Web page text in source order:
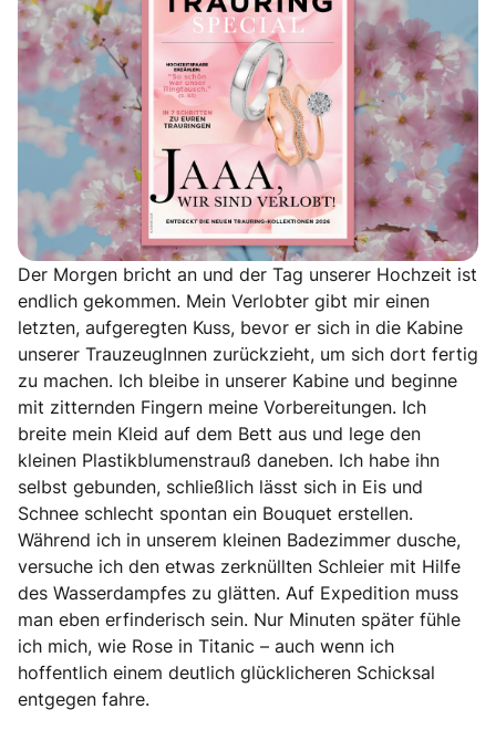
Der Morgen bricht an und der Tag unserer Hochzeit ist
endlich gekommen. Mein Verlobter gibt mir einen
letzten, aufgeregten Kuss, bevor er sich in die Kabine
unserer TrauzeugInnen zurückzieht, um sich dort fertig
zu machen. Ich bleibe in unserer Kabine und beginne
mit zitternden Fingern meine Vorbereitungen. Ich
breite mein Kleid auf dem Bett aus und lege den
kleinen Plastikblumenstrauß daneben. Ich habe ihn
selbst gebunden, schließlich lässt sich in Eis und
Schnee schlecht spontan ein Bouquet erstellen.
Während ich in unserem kleinen Badezimmer dusche,
versuche ich den etwas zerknüllten Schleier mit Hilfe
des Wasserdampfes zu glätten. Auf Expedition muss
man eben erfinderisch sein. Nur Minuten später fühle
ich mich, wie Rose in Titanic – auch wenn ich
hoffentlich einem deutlich glücklicheren Schicksal
entgegen fahre.